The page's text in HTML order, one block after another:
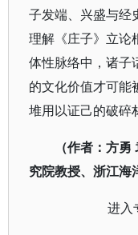
子发端、兴盛与经
理解《庄子》立论
体性脉络中，诸子
的文化价值才可能
堆用以证己的破碎
（作者：方
究院教授、浙江海
进入